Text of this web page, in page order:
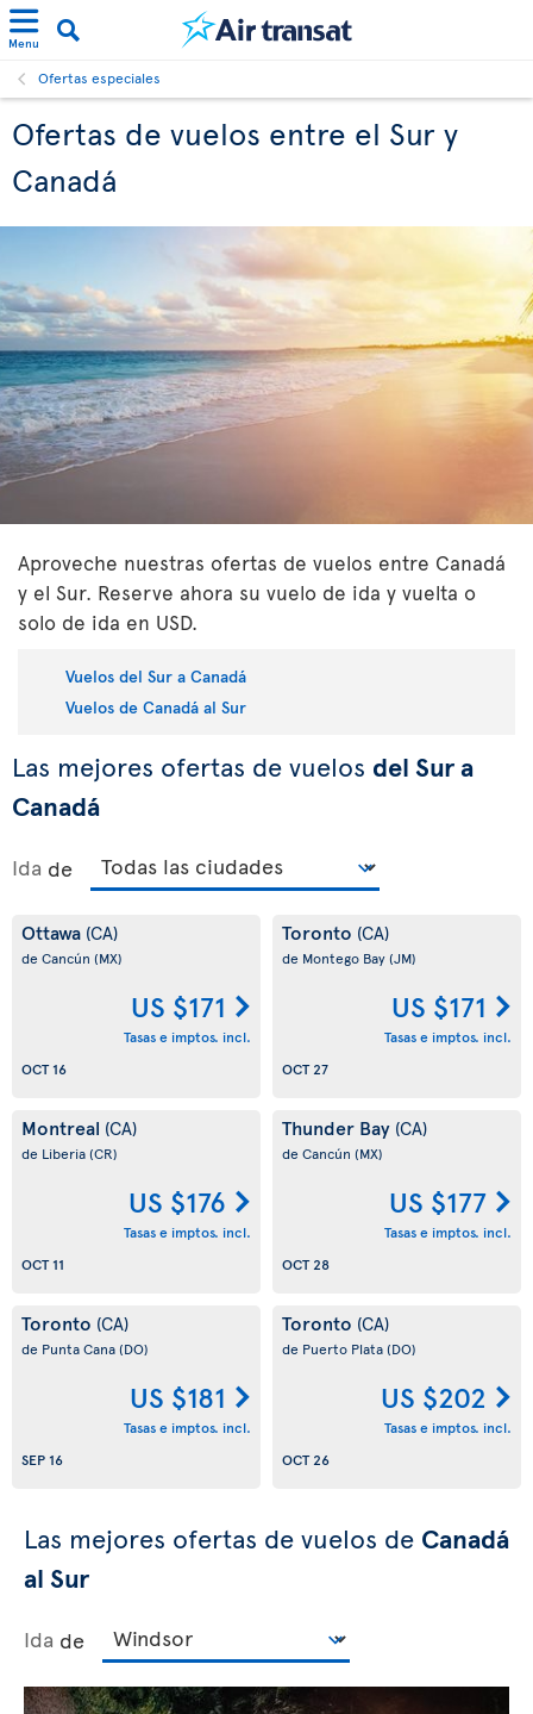
Menu
Ofertas especiales
Ofertas de vuelos entre el Sur y
Canadá
Aproveche nuestras ofertas de vuelos entre Canadá
y el Sur. Reserve ahora su vuelo de ida y vuelta o
solo de ida en USD.
Vuelos del Sur a Canadá
Vuelos de Canadá al Sur
Las mejores ofertas de vuelos del Sur a
Canadá
Ida de
Ottawa (CA)
de Cancún (MX)
US $171
Tasas e imptos. incl.
OCT 16
Toronto (CA)
de Montego Bay(JM)
US $171
Tasas e imptos. incl.
OCT 27
Montreal (CA)
de Liberia(CR)
US $176
Tasas e imptos. incl.
OCT 11
Thunder Bay (CA)
de Cancún (MX)
US $177
Tasas e imptos. incl.
OCT 28
Toronto (CA)
de Punta Cana(DO)
US $181
Tasas e imptos. incl.
SEP 16
Toronto (CA)
de Puerto Plata(DO)
US $202
Tasas e imptos. incl.
OCT 26
Las mejores ofertas de vuelos de Canadá
al Sur
Ida de